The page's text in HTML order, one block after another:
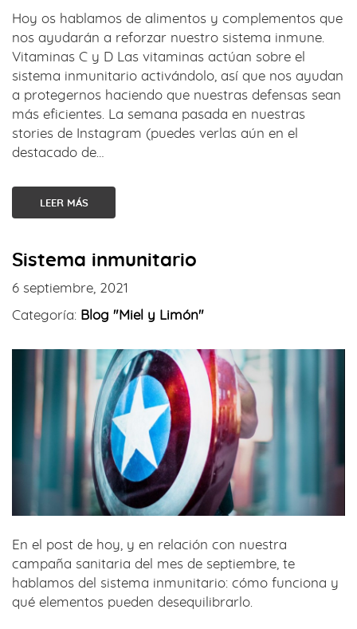
Hoy os hablamos de alimentos y complementos que
nos ayudarán a reforzar nuestro sistema inmune.
Vitaminas C y D Las vitaminas actúan sobre el
sistema inmunitario activándolo, así que nos ayudan
a protegernos haciendo que nuestras defensas sean
más eficientes. La semana pasada en nuestras
stories de Instagram (puedes verlas aún en el
destacado de…
LEER MÁS
Sistema inmunitario
6 septiembre, 2021
Categoría: Blog "Miel y Limón"
En el post de hoy, y en relación con nuestra
campaña sanitaria del mes de septiembre, te
hablamos del sistema inmunitario: cómo funciona y
qué elementos pueden desequilibrarlo.